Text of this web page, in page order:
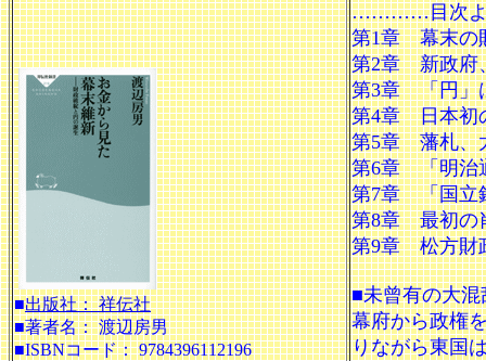
■出版社： 祥伝社
■著者名： 渡辺房男
■ISBNコード： 9784396112196
…………目次
第1章 幕末の
第2章 新政府
第3章 「円」
第4章 日本初
第5章 藩札、
第6章 「明治
第7章 「国立
第8章 最初の
第9章 松方財
■未曾有の大
幕府から政権
りながら東国